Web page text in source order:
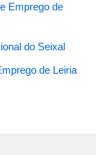
Emprego de
do Seixal
de Leiria